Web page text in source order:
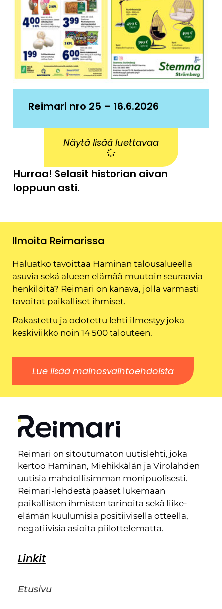
Reimari nro 25 – 16.6.2026
Näytä lisää luettavaa
Hurraa! Selasit historian aivan
loppuun asti.
Ilmoita Reimarissa
Haluatko tavoittaa Haminan talousalueella
asuvia sekä alueen elämää muutoin seuraavia
henkilöitä? Reimari on kanava, jolla varmasti
tavoitat paikalliset ihmiset.
Rakastettu ja odotettu lehti ilmestyy joka
keskiviikko noin 14 500 talouteen.
Lue lisää mainosvaihtoehdoista
Reimari on sitoutumaton uutislehti, joka
kertoo Haminan, Miehikkälän ja Virolahden
uutisia mahdollisimman monipuolisesti.
Reimari-lehdestä pääset lukemaan
paikallisten ihmisten tarinoita sekä liike-
elämän kuulumisia positiivisella otteella,
negatiivisia asioita piilottelematta.
Linkit
Etusivu